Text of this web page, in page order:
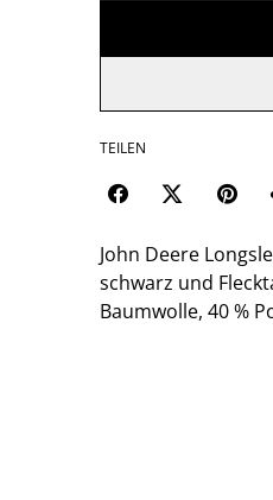
TEILEN
John Deere
schwarz und
Baumwolle, 40 %